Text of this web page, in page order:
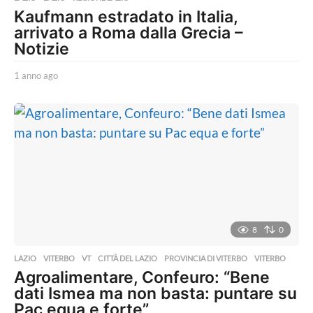
Kaufmann estradato in Italia,
arrivato a Roma dalla Grecia –
Notizie
1 anno ago
n
o
8 0
LAZIO ,VITERBO ,VT CITTÀ DEL LAZIO ,PROVINCIA DI VITERBO ,VITERBO
Agroalimentare, Confeuro: “Bene
dati Ismea ma non basta: puntare su